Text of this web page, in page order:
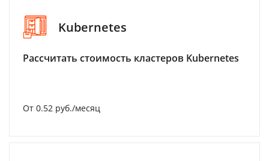
Kubernetes
Рассчитать стоимость кластеров Kubernetes
От 0.52 руб./месяц